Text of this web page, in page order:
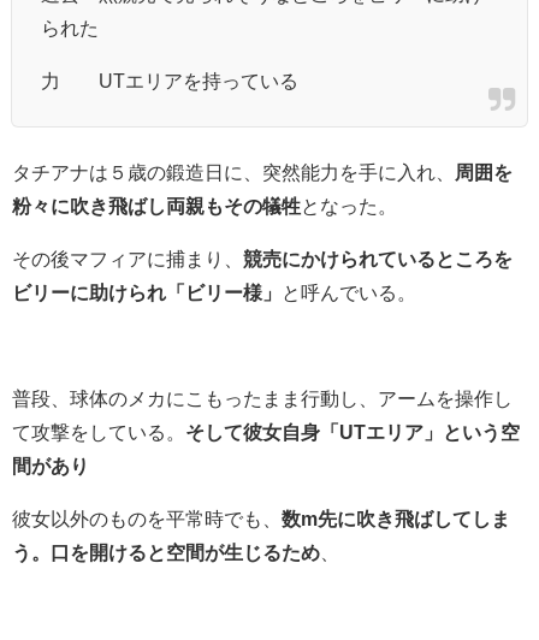
られた
力 UTエリアを持っている
タチアナは５歳の鍛造日に、突然能力を手に入れ、
周囲を
粉々に吹き飛ばし両親もその犠牲となった。
その後マフィアに捕まり、 競売にかけられているところを
ビリーに助けられ「ビリー様」
と呼んでいる。
普段、球体のメカにこもったまま行動し、アームを操作し
て攻撃をしている。 そして彼女自身「UTエリア」という空
間があり
彼女以外のものを平常時でも、 数m先に吹き飛ばしてしま
う。口を開けると空間が生じるため